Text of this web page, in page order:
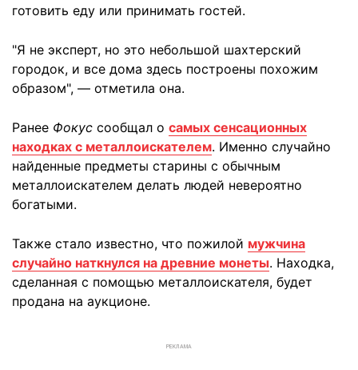
готовить еду или принимать гостей.
"Я не эксперт, но это небольшой шахтерский
городок, и все дома здесь построены похожим
образом", — отметила она.
Ранее Фокус сообщал о самых сенсационных
находках с металлоискателем. Именно случайно
найденные предметы старины с обычным
металлоискателем делать людей невероятно
богатыми.
Также стало известно, что пожилой мужчина
случайно наткнулся на древние монеты. Находка,
сделанная с помощью металлоискателя, будет
продана на аукционе.
РЕКЛАМА